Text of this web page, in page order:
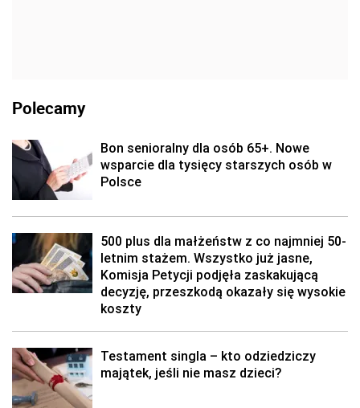
Polecamy
Bon senioralny dla osób 65+. Nowe
wsparcie dla tysięcy starszych osób w
Polsce
500 plus dla małżeństw z co najmniej 50-
letnim stażem. Wszystko już jasne,
Komisja Petycji podjęła zaskakującą
decyzję, przeszkodą okazały się wysokie
koszty
Testament singla – kto odziedziczy
majątek, jeśli nie masz dzieci?